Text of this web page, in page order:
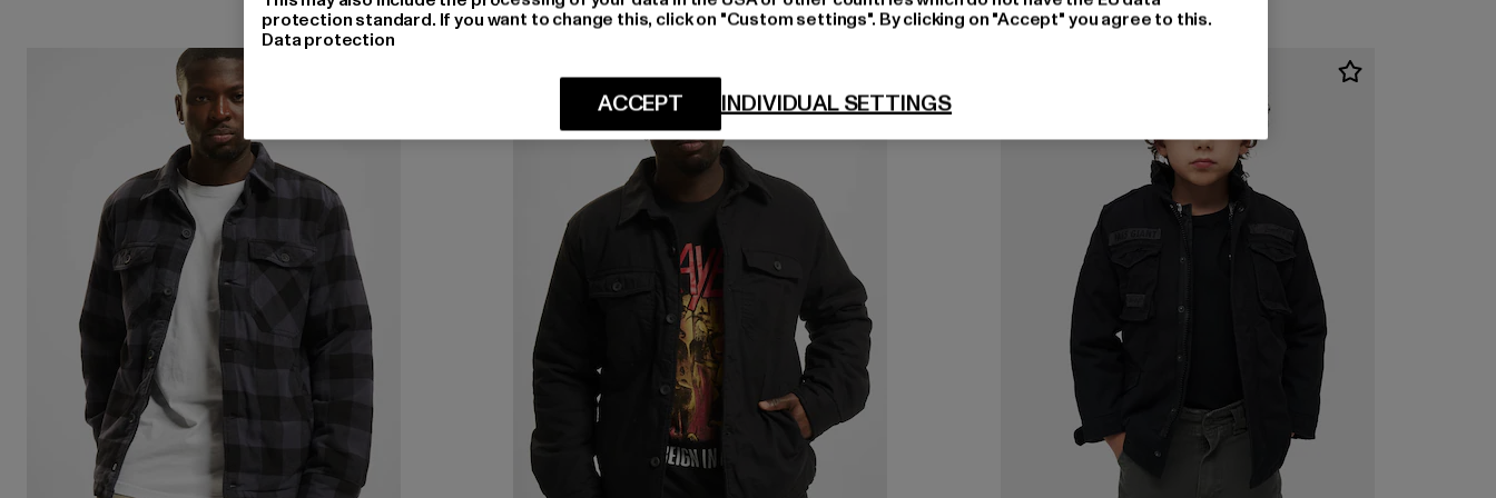
-27%
protection standard. If you want to change this, click on "Custom settings". By clicking on "Accept" you agree to this.
Data protection
INDIVIDUAL SETTINGS
ACCEPT